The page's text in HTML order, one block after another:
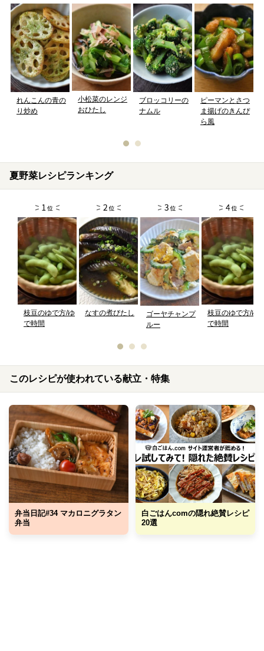
れんこんの青の
り炒め
小松菜のレンジ
おひたし
ブロッコリーの
ナムル
ピーマンとさつ
ま揚げのきんぴ
ら風
夏野菜レシピランキング
枝豆のゆで方/ゆ
で時間
なすの煮びたし
ゴーヤチャンプ
ルー
枝豆のゆで方/ゆ
で時間
このレシピが使われている献立・特集
弁当日記#34 マカロニグラタン
弁当
白ごはんcomの隠れ絶賛レシピ
20選